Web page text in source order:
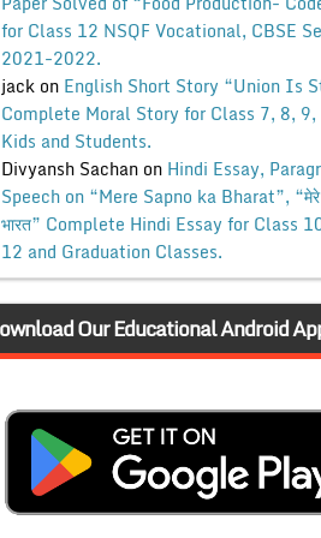
for Class 12 NSQF Vocational, CBSE
2021-2022.
jackon English Short Story “Union Is
Complete Moral Story for Class 7, 8,
Kids and Students.
Divyansh Sachanon Hindi Essay,
Speech on “Mere Sapno ka Bharat”, “मेरे
भारत” Complete Hindi Essay for Class
12 and Graduation Classes.
Our Educational Android